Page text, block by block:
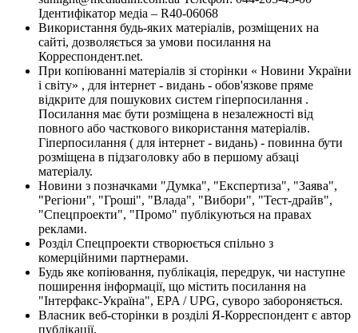
Ідентифікатор медіа – R40-06068
Використання будь-яких матеріалів, розміщених на
сайті, дозволяється за умови посилання на
Корреспондент.net.
При копіюванні матеріалів зі сторінки « Новини України
і світу» , для інтернет - видань - обов'язкове пряме
відкрите для пошукових систем гіперпосилання .
Посилання має бути розміщена в незалежності від
повного або часткового використання матеріалів.
Гіперпосилання ( для інтернет - видань) - повинна бути
розміщена в підзаголовку або в першому абзаці
матеріалу.
Новини з позначками "Думка", "Експертиза", "Заява",
"Регіони", "Гроші", "Влада", "Вибори", "Тест-драйв",
"Спецпроекти", "Промо" публікуються на правах
реклами.
Розділ Спецпроекти створюється спільно з
комерційними партнерами.
Будь яке копіювання, публікація, передрук, чи наступне
поширення інформації, що містить посилання на
"Інтерфакс-Україна", EPA / UPG, суворо забороняється.
Власник веб-сторінки в розділі Я-Корреспондент є автор
публікації.